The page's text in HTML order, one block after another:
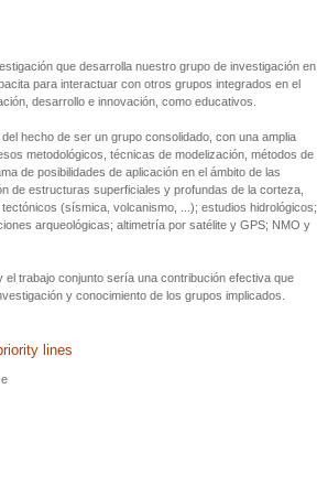
que desarrolla nuestro grupo de investigación en
para interactuar con otros grupos integrados en el
desarrollo e innovación, como educativos.
hecho de ser un grupo consolidado, con una amplia
metodológicos, técnicas de modelización, métodos de
de posibilidades de aplicación en el ámbito de las
de estructuras superficiales y profundas de la corteza,
(sísmica, volcanismo, ...); estudios hidrológicos;
arqueológicas; altimetría por satélite y GPS; NMO y
trabajo conjunto sería una contribución efectiva que
y conocimiento de los grupos implicados.
lines